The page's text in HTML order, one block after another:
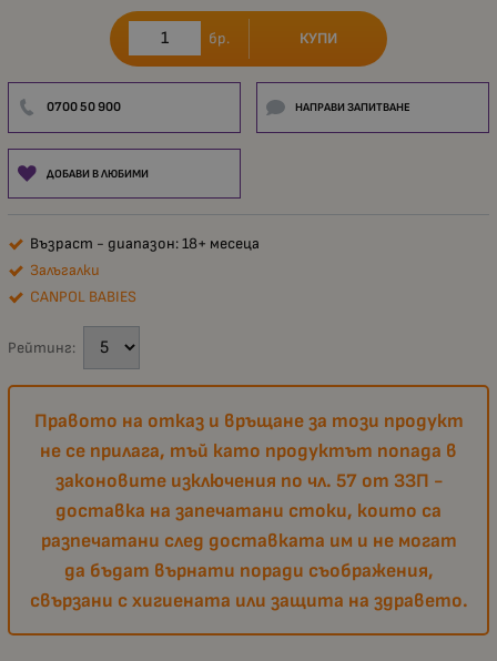
бр. КУПИ
0700 50 900 НАПРАВИ ЗАПИТВАНЕ
ДОБАВИ В ЛЮБИМИ
Възраст - диапазон: 18+ месеца
Залъгалки
CANPOL BABIES
Рейтинг:
Правото на отказ и връщане за този продукт
не се прилага, тъй като продуктът попада в
законовите изключения по чл. 57 от ЗЗП -
доставка на запечатани стоки, които са
разпечатани след доставката им и не могат
да бъдат върнати поради съображения,
свързани с хигиената или защита на здравето.